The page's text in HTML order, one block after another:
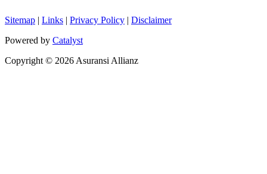
Sitemap | Links | Privacy Policy | Disclaimer
Powered by Catalyst
Copyright © 2026 Asuransi Allianz